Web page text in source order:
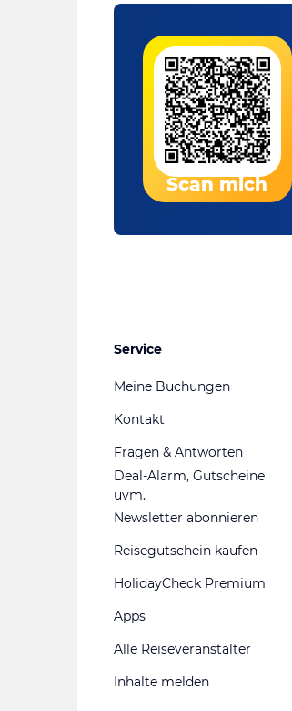
Scan mich
Service
Meine Buchungen
Kontakt
Fragen & Antworten
Deal-Alarm, Gutscheine
uvm.
Newsletter abonnieren
Reisegutschein kaufen
HolidayCheck Premium
Apps
Alle Reiseveranstalter
Inhalte melden